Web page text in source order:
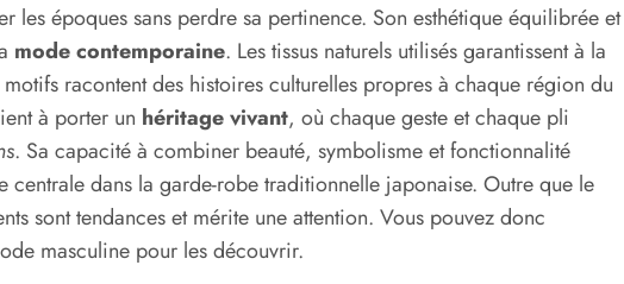
les époques sans perdre sa pertinence. Son esthétique équilibrée et
mode contemporaine. Les tissus naturels utilisés garantissent à la
racontent des histoires culturelles propres à chaque région du
à porter un héritage vivant, où chaque geste et chaque pli
. Sa capacité à combiner beauté, symbolisme et fonctionnalité
dans la garde-robe traditionnelle japonaise. Outre que le
sont tendances et mérite une attention. Vous pouvez donc
masculine pour les découvrir.